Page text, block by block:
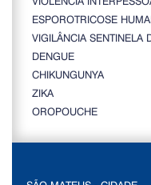
ESPOROTRICOSE
VIGILÂNCIA SENTINELA
DENGUE
CHIKUNGUNYA
ZIKA
OROPOUCHE